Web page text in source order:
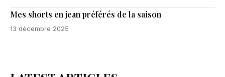
Mes shorts en jean préférés de la saison
13 décembre 2025